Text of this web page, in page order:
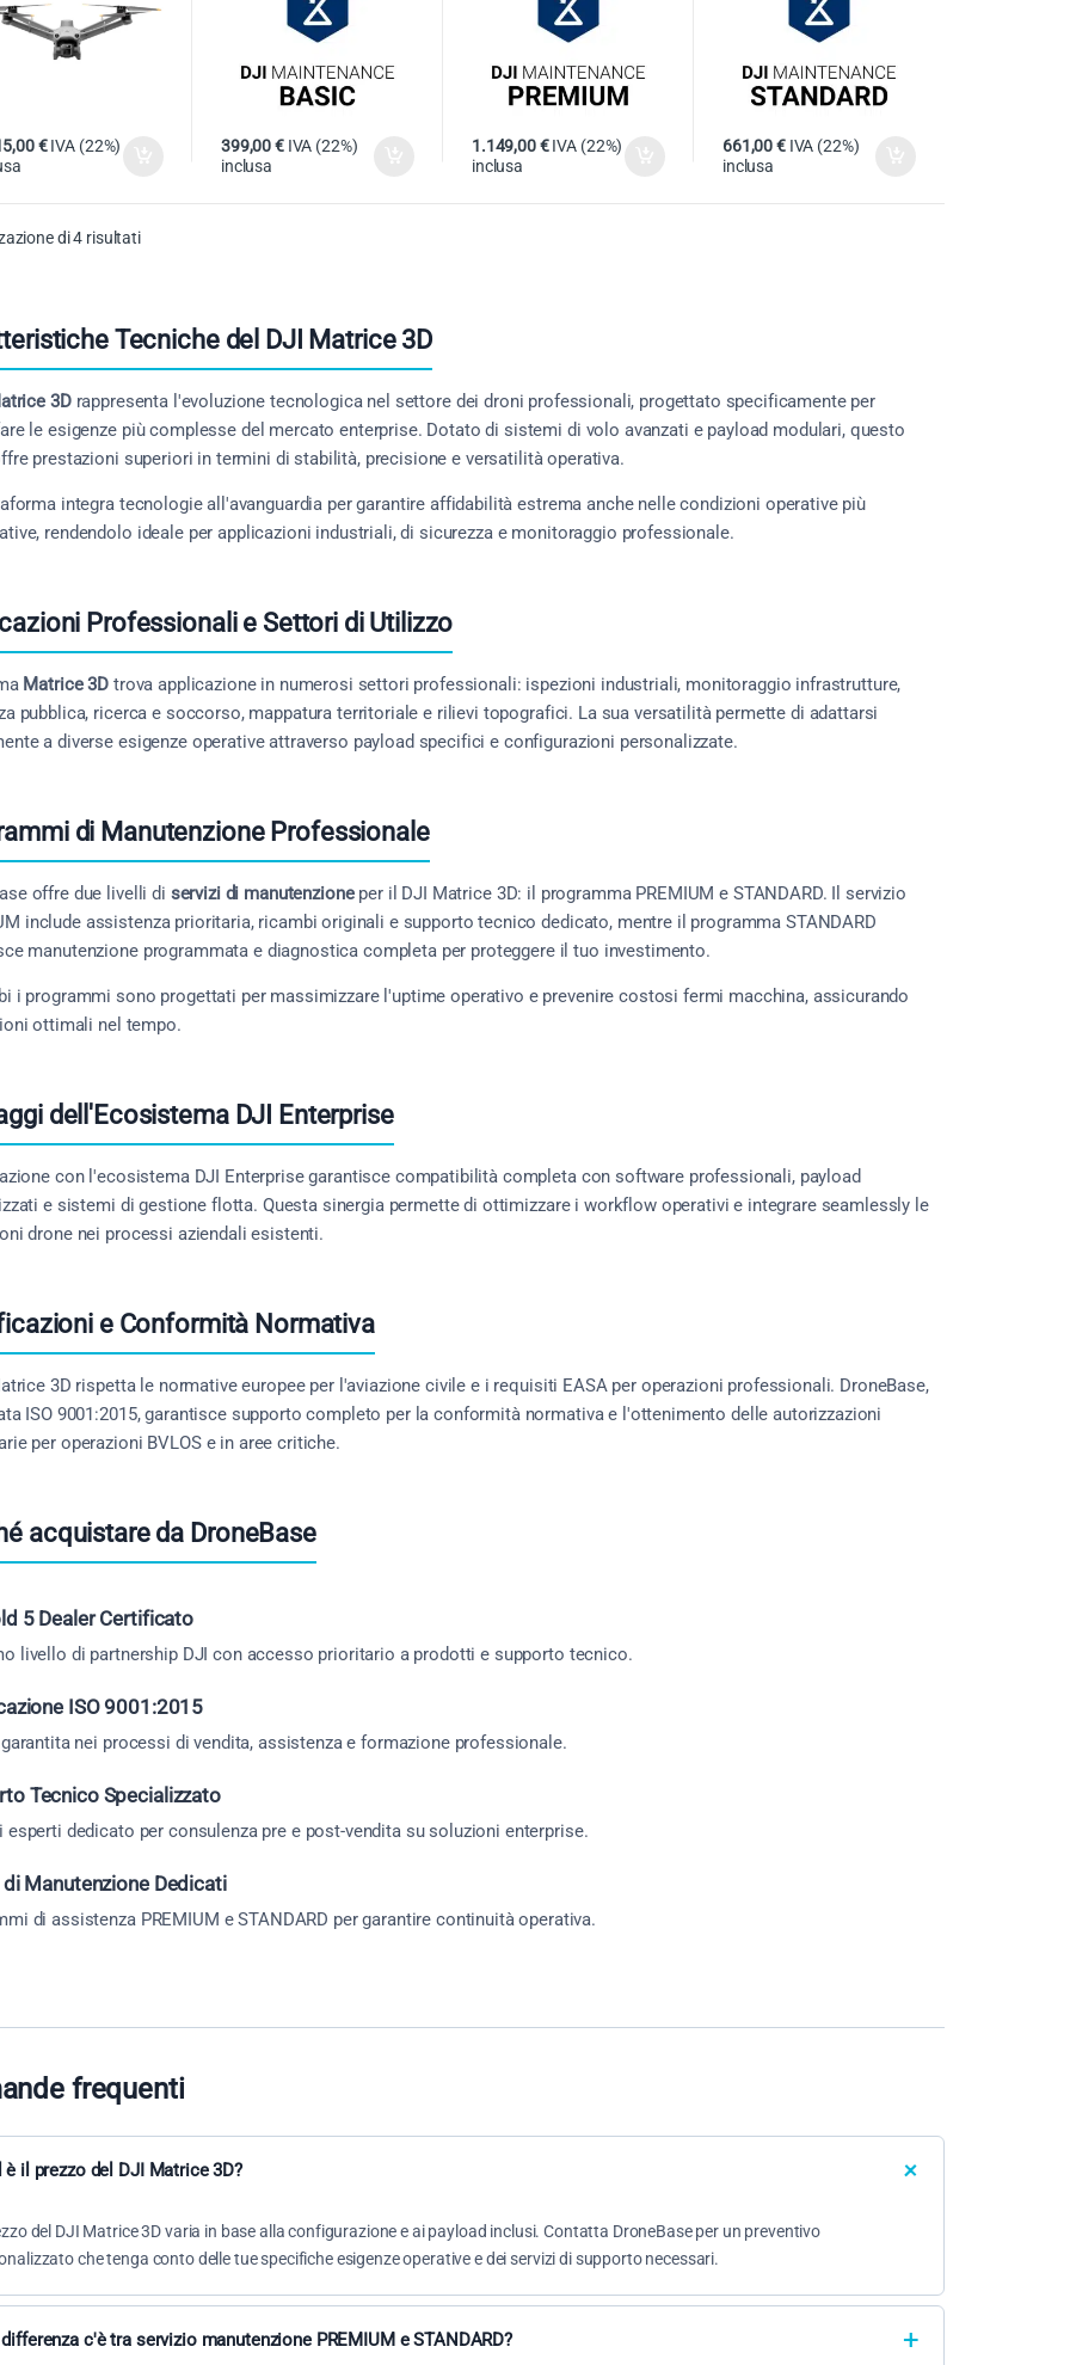
€ IVA (22%)
399,00€ IVA (22%)
inclusa
1.149,00€ IVA (22%)
inclusa
661,00€ IVA (22%)
inclusa
di 4 risultati
Tecniche del DJI Matrice 3D
3Drappresenta l'evoluzione tecnologica nel settore dei droni professionali, progettato specificamente per
le esigenze più complesse del mercato enterprise. Dotato di sistemi di volo avanzati e payload modulari, questo
prestazioni superiori in termini di stabilità, precisione e versatilità operativa.
integra tecnologie all'avanguardia per garantire affidabilità estrema anche nelle condizioni operative più
rendendolo ideale per applicazioni industriali, di sicurezza e monitoraggio professionale.
Professionali e Settori di Utilizzo
Matrice 3D trova applicazione in numerosi settori professionali: ispezioni industriali, monitoraggio infrastrutture,
pubblica, ricerca e soccorso, mappatura territoriale e rilievi topografici. La sua versatilità permette di adattarsi
a diverse esigenze operative attraverso payload specifici e configurazioni personalizzate.
di Manutenzione Professionale
offre due livelli di servizi di manutenzioneper il DJI Matrice 3D: il programma PREMIUM e STANDARD. Il servizio
include assistenza prioritaria, ricambi originali e supporto tecnico dedicato, mentre il programma STANDARD
manutenzione programmata e diagnostica completa per proteggere il tuo investimento.
i programmi sono progettati per massimizzare l'uptime operativo e prevenire costosi fermi macchina, assicurando
ottimali nel tempo.
dell'Ecosistema DJI Enterprise
con l'ecosistema DJI Enterprise garantisce compatibilità completa con software professionali, payload
e sistemi di gestione flotta. Questa sinergia permette di ottimizzare i workflow operativi e integrare seamlessly le
drone nei processi aziendali esistenti.
e Conformità Normativa
3D rispetta le normative europee per l'aviazione civile e i requisiti EASA per operazioni professionali. DroneBase,
ISO 9001:2015, garantisce supporto completo per la conformità normativa e l'ottenimento delle autorizzazioni
per operazioni BVLOS e in aree critiche.
acquistare da DroneBase
5 Dealer Certificato
livello di partnership DJI con accesso prioritario a prodotti e supporto tecnico.
ISO 9001:2015
nei processi di vendita, assistenza e formazione professionale.
Tecnico Specializzato
esperti dedicato per consulenza pre e post-vendita su soluzioni enterprise.
di Manutenzione Dedicati
di assistenza PREMIUM e STANDARD per garantire continuità operativa.
frequenti
è il prezzo del DJI Matrice 3D?
del DJI Matrice 3D varia in base alla configurazione e ai payload inclusi. Contatta DroneBase per un preventivo
che tenga conto delle tue specifiche esigenze operative e dei servizi di supporto necessari.
c'è tra servizio manutenzione PREMIUM e STANDARD?